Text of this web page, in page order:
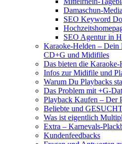
Damaschun-
SEO Keyword
SEO Agentur in
Karaoke-Helden – Dein
CD+G und Midifiles
Das bieten die Karaoke-
Infos zur Midifile und
Warum Du Playbacks
Das Problem mit +G-
Playback Kaufen – Der
Beliebte und
Was ist eigentlich
Extra – Karnevals-
Kundenfeedbacks